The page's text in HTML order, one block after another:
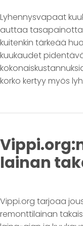
Lyhennysvapaat
auttaa
kuitenkin tärkeää
kuukaudet
korko kertyy myös
lainan
Vippi.org tarjoaa
remonttilainan